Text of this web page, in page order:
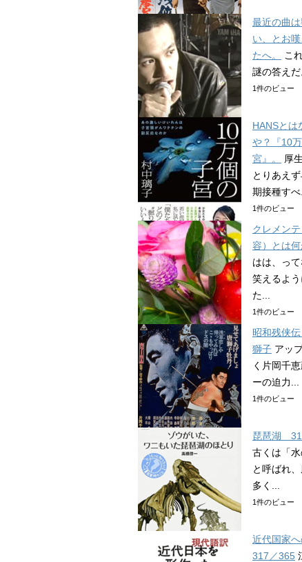
最近の曲
い、とお
たへ。
こ
謎の答えだ
1件のビュー
HANSとは
や？『10
宮』。
厚
とりあえ
期接種すべ
1件のビュー
クレメン
容）とは何
はは、っ
笑えるよう
た...
1件のビュー
昭和残侠
獅子 アッ
く片岡千
ーの迫力...
1件のビュー
琵琶湖
古くは「水
と呼ばれ
多く...
1件のビュー
近代国家
317／365